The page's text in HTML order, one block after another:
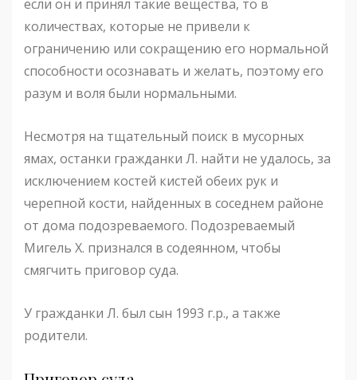
если он и принял такие вещества, то в
количествах, которые не привели к
ограничению или сокращению его нормальной
способности осознавать и желать, поэтому его
разум и воля были нормальными.
Несмотря на тщательный поиск в мусорных
ямах, останки гражданки Л. найти не удалось, за
исключением костей кистей обеих рук и
черепной кости, найденных в соседнем районе
от дома подозреваемого. Подозреваемый
Мигель Х. признался в содеянном, чтобы
смягчить приговор суда.
У гражданки Л. был сын 1993 г.р., а также
родители.